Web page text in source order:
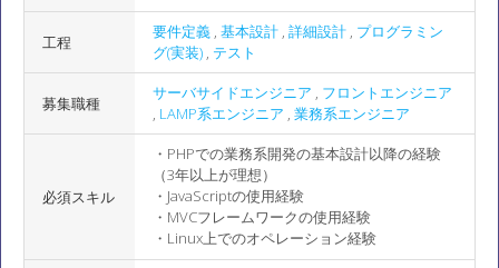
工程
要件定義 , 基本設計 , 詳細設計 , プログラミン
グ(実装) , テスト
募集職種
サーバサイドエンジニア , フロントエンジニア
, LAMP系エンジニア , 業務系エンジニア
必須スキル
・PHPでの業務系開発の基本設計以降の経験
（3年以上が理想）
・JavaScriptの使用経験
・MVCフレームワークの使用経験
・Linux上でのオペレーション経験